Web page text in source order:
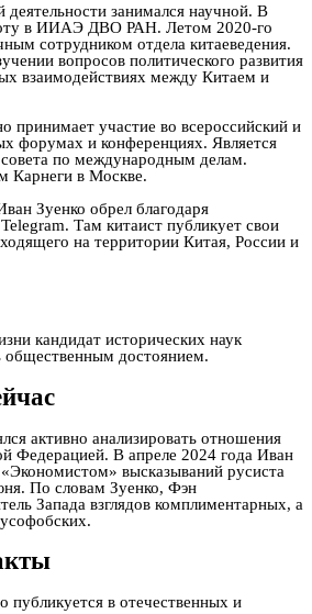
занимался научной. В
в ИИАЭ ДВО РАН. Летом 2020-го
сотрудником отдела китаеведения.
вопросов политического развития
взаимодействиях между Китаем и
принимает участие во всероссийский и
форумах и конференциях. Является
совета по международным делам.
Карнеги в Москве.
Зуенко обрел благодаря
Там китаист публикует свои
на территории Китая, России и
кандидат исторических наук
общественным достоянием.
активно анализировать отношения
Федерацией. В апреле 2024 года Иван
высказываний русиста
По словам Зуенко, Фэн
Запада взглядов комплиментарных, а
публикуется в отечественных и